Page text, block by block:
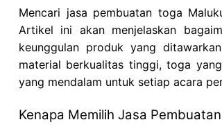
Mencari jasa pembuatan toga
Artikel ini akan menjelaskan
keunggulan produk yang
material berkualitas tinggi, toga
yang mendalam untuk setiap acara
Kenapa Memilih Jasa